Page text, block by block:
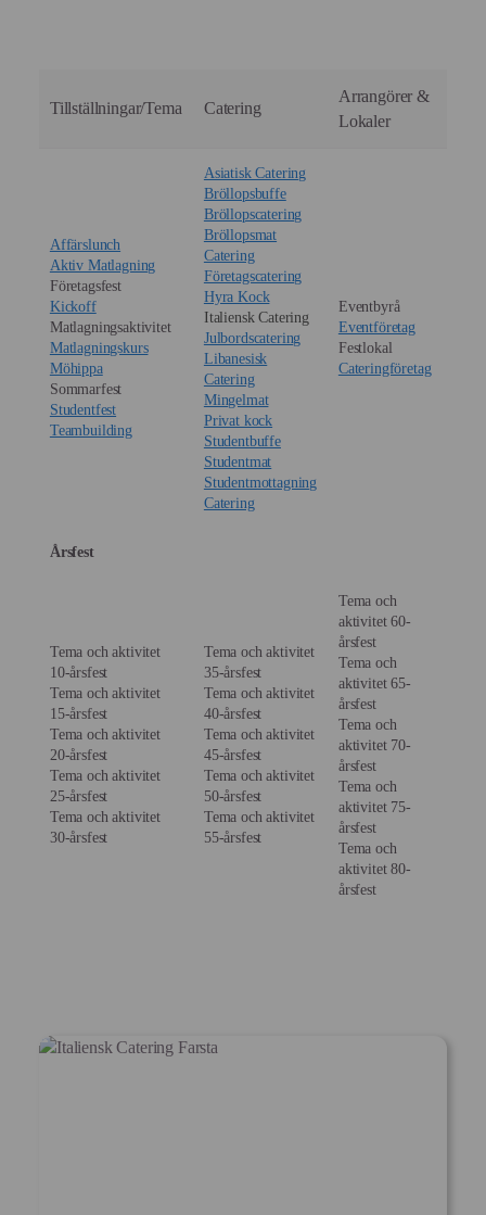
Tillställningar/Tema Catering
Arrangörer &
Lokaler
Affärslunch
Aktiv Matlagning
Företagsfest
Kickoff
Matlagningsaktivitet
Matlagningskurs
Möhippa
Sommarfest
Studentfest
Teambuilding
Asiatisk Catering
Bröllopsbuffe
Bröllopscatering
Bröllopsmat
Catering
Företagscatering
Hyra Kock
Italiensk Catering
Julbordscatering
Libanesisk
Catering
Mingelmat
Privat kock
Studentbuffe
Studentmat
Studentmottagning
Catering
Eventbyrå
Eventföretag
Festlokal
Cateringföretag
Årsfest
Tema och aktivitet
10-årsfest
Tema och aktivitet
15-årsfest
Tema och aktivitet
20-årsfest
Tema och aktivitet
25-årsfest
Tema och aktivitet
30-årsfest
Tema och aktivitet
35-årsfest
Tema och aktivitet
40-årsfest
Tema och aktivitet
45-årsfest
Tema och aktivitet
50-årsfest
Tema och aktivitet
55-årsfest
Tema och
aktivitet 60-
årsfest
Tema och
aktivitet 65-
årsfest
Tema och
aktivitet 70-
årsfest
Tema och
aktivitet 75-
årsfest
Tema och
aktivitet 80-
årsfest